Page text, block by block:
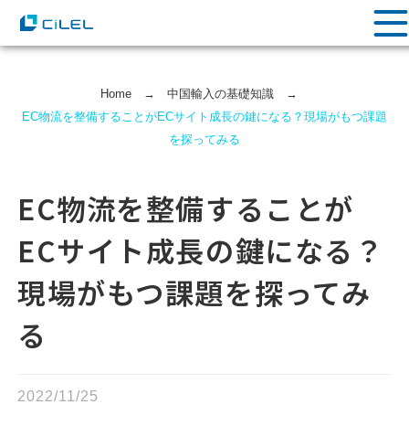
Home→ 中国輸⼊の基礎知識→
EC物流を整備することがECサイト成長の鍵になる？現場がもつ課題
を探ってみる
EC物流を整備することが
ECサイト成長の鍵になる？
現場がもつ課題を探ってみ
る
2022/11/25